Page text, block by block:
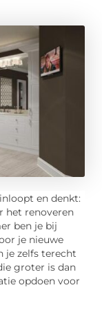
en denkt:
het renoveren
ben je bij
je nieuwe
je zelfs terecht
groter is dan
opdoen voor